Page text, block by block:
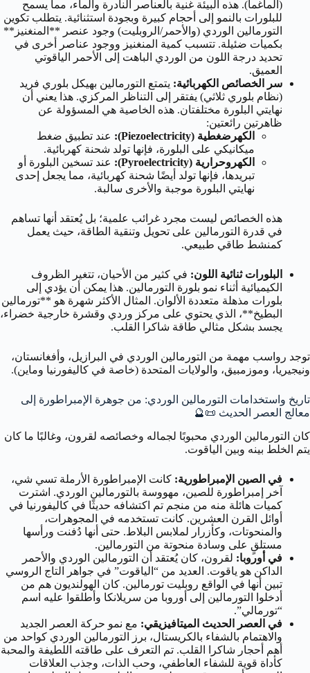
(الماغما). هذه البيئة غنية بالعناصر النادرة والماء، مما يسمح
للبلورات بالنمو إلى أحجام كبيرة وبجودة استثنائية. يتطلب تكوين
التورمالين الوردي (والأحمر/الروبليت) وجود عنصر **المنغنيز**
بكميات ضئيلة. تتسبب كمية المنغنيز ووجود عناصر أخرى في
تحديد درجة اللون من الوردي الباهت إلى الأحمر الياقوتي
العميق.
سر الخصائص الكهربائية: يتمتع التورمالين بهيكل بلوري فريد
(نظام بلوري ثلاثي) يفتقر إلى التناظر المركزي. هذا يعني أن
نهايتي البلورة مختلفتان. هذه الخاصية هي المسؤولة عن
ظاهرتين رائعتين:
الكهرضغطية (Piezoelectricity):
عند تطبيق ضغط
ميكانيكي على البلورة، فإنها تولد شحنة كهربائية.
الكهروحرارية (Pyroelectricity):
عند تسخين البلورة أو
تبريدها، فإنها تولد أيضًا شحنة كهربائية، مما يجعل إحدى
نهايتي البلورة موجبة والأخرى سالبة.
هذه الخصائص ليست مجرد غرائب علمية؛ بل يُعتقد أنها تساهم
في قدرة التورمالين على تحويل وتنقية الطاقة، حيث يعمل
كمنشط طاقي طبيعي.
البلورات ثنائية اللون: في كثير من الأحيان، تتغير الظروف
الكيميائية أثناء نمو بلورة التورمالين. هذا يمكن أن يؤدي إلى
بلورات مذهلة متعددة الألوان. المثال الأكثر شهرة هو **تورمالين
البطيخ**، الذي يحتوي على مركز وردي وقشرة خارجية خضراء،
يجسد بشكل مثالي طاقة شاكرا القلب.
توجد رواسب مهمة من التورمالين الوردي في البرازيل، وأفغانستان،
ونيجيريا، وموزمبيق، والولايات المتحدة (خاصة في كاليفورنيا وماين).
تاريخ واستخدامات التورمالين الوردي: من جوهرة الإمبراطورة إلى
معالج العصر الحديث 📜🔮
كان التورمالين الوردي محبوبًا لجماله وخصائصه لقرون، وغالبًا ما كان
يتم الخلط بينه وبين الياقوت.
في الصين الإمبراطورية: كانت الإمبراطورة الأرملة تسي شي،
آخر إمبراطورة للصين، مهووسة بالتورمالين الوردي. اشترت
كميات هائلة منه من منجم تم اكتشافه حديثًا في كاليفورنيا في
أوائل القرن العشرين. كانت تستخدمه في المجوهرات،
والمنحوتات، وكأزرار لملابس البلاط. حتى أنها دُفنت ورأسها
مستلقٍ على وسادة منحوتة من التورمالين.
في أوروبا: لقرون، كان يُعتقد أن التورمالين الوردي والأحمر
الداكن هو ياقوت. العديد من “الياقوت” في جواهر التاج الروسي
تبين أنها في الواقع روبليت تورمالين. كان الهولنديون هم من
أدخلوا التورمالين إلى أوروبا من سريلانكا وأطلقوا عليه اسم
“تورمالي”.
في العصر الحديث الميتافيزيقي: مع نمو حركة العصر الجديد
والاهتمام بالشفاء بالكريستال، برز التورمالين الوردي كواحد من
أهم أحجار شاكرا القلب. تم التعرف على طاقته اللطيفة والمحبة
كأداة قوية للشفاء العاطفي، وحب الذات، وجذب العلاقات